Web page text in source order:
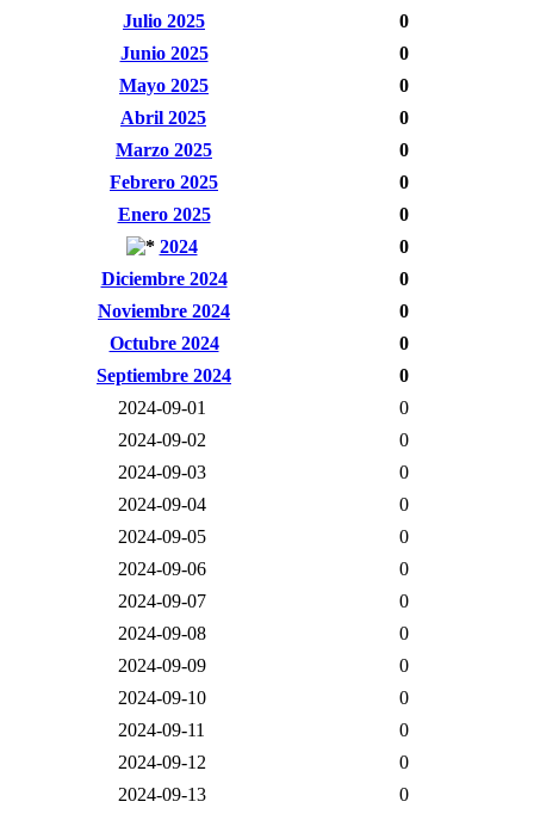
Julio 2025
0
Junio 2025
0
Mayo 2025
0
Abril 2025
0
Marzo 2025
0
Febrero 2025
0
Enero 2025
0
2024
0
Diciembre 2024
0
Noviembre 2024
0
Octubre 2024
0
Septiembre 2024
0
2024-09-01
0
2024-09-02
0
2024-09-03
0
2024-09-04
0
2024-09-05
0
2024-09-06
0
2024-09-07
0
2024-09-08
0
2024-09-09
0
2024-09-10
0
2024-09-11
0
2024-09-12
0
2024-09-13
0